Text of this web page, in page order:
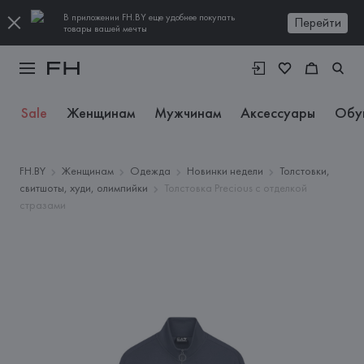
В приложении FH.BY еще удобнее покупать
товары вашей мечты
Перейти
Sale Женщинам Мужчинам Аксессуары
FH.BY Женщинам Одежда Новинки недели
Толстовки,
свитшоты, худи, олимпийки
Толстовка Precious с отделкой
стразами